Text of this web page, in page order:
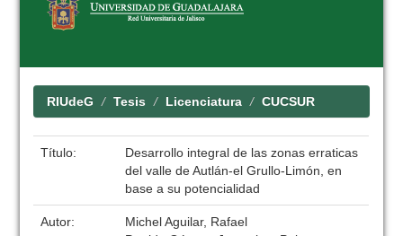
RIUdeG Tesis Licenciatura CUCSUR
Título:
Desarrollo integral de las zonas erraticas
del valle de Autlán-el Grullo-Limón, en
base a su potencialidad
Autor:
Michel Aguilar, Rafael